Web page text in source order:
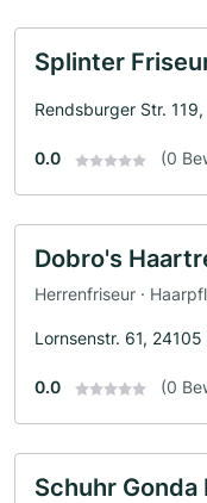
Splinter
Rendsburger Str.
0.0 (0
Dobro's
Herrenfriseur ·
Lornsenstr. 61, 24105
0.0 (0
Schuhr Gonda